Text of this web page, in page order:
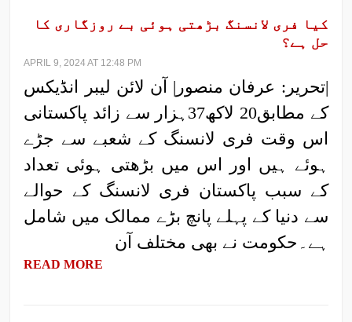
کیا فری لانسنگ بڑھتی ہوئی بے روزگاری کا
حل ہے؟
APRIL 9, 2024 AT 12:48 PM
|تحریر: عرفان منصور| آن لائن لیبر انڈیکس
کے مطابق20 لاکھ37ہزار سے زائد پاکستانی
اس وقت فری لانسنگ کے شعبے سے جڑے
ہوئے ہیں اور اس میں بڑھتی ہوئی تعداد
کے سبب پاکستان فری لانسنگ کے حوالے
سے دنیا کے پہلے پانچ بڑے ممالک میں شامل
ہے۔حکومت نے بھی مختلف آن
READ MORE